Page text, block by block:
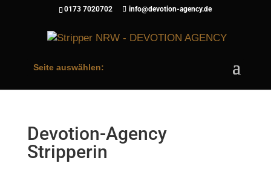
0173 7020702 info@devotion-agency.de
Seite auswählen:
Devotion-Agency
Stripperin